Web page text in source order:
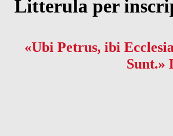
Litterula per
«Ubi Petrus, ibi
Sunt.»